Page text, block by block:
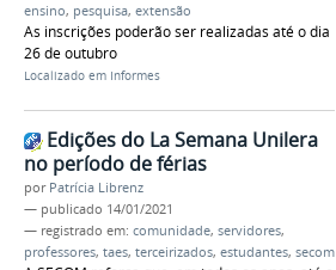
ensino, pesquisa, extensão
As inscrições poderão ser realizadas até o dia
26 de outubro
Localizado em Informes
Edições do La Semana Unilera
no período de férias
por Patrícia Librenz
— publicado 14/01/2021
— registrado em: comunidade, servidores,
professores, taes, terceirizados, estudantes, secom